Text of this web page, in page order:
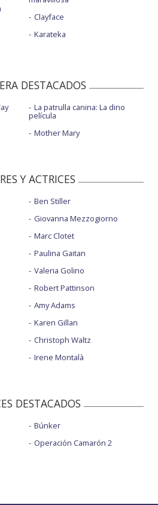
Clayface
Karateka
DESTACADOS
La patrulla canina: La dino
película
Mother Mary
Y ACTRICES
Ben Stiller
Giovanna Mezzogiorno
Marc Clotet
Paulina Gaitan
Valeria Golino
Robert Pattinson
Amy Adams
Karen Gillan
Christoph Waltz
Irene Montalà
DESTACADOS
Búnker
Operación Camarón 2